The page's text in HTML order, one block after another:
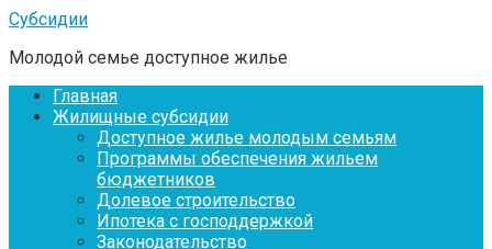
Перейти
контенту
Субсидии
Молодой семье доступное жилье
Главная
Жилищные субсидии
Доступное жилье молодым семьям
Программы обеспечения жильем
бюджетников
Долевое строительство
Ипотека с господдержкой
Законодательство